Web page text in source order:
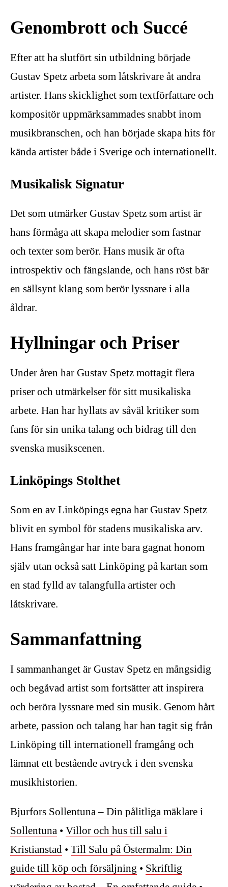
Genombrott och Succé
Efter att ha slutfört sin utbildning började
Gustav Spetz arbeta som låtskrivare åt andra
artister. Hans skicklighet som textförfattare och
kompositör uppmärksammades snabbt inom
musikbranschen, och han började skapa hits för
kända artister både i Sverige och internationellt.
Musikalisk Signatur
Det som utmärker Gustav Spetz som artist är
hans förmåga att skapa melodier som fastnar
och texter som berör. Hans musik är ofta
introspektiv och fängslande, och hans röst bär
en sällsynt klang som berör lyssnare i alla
åldrar.
Hyllningar och Priser
Under åren har Gustav Spetz mottagit flera
priser och utmärkelser för sitt musikaliska
arbete. Han har hyllats av såväl kritiker som
fans för sin unika talang och bidrag till den
svenska musikscenen.
Linköpings Stolthet
Som en av Linköpings egna har Gustav Spetz
blivit en symbol för stadens musikaliska arv.
Hans framgångar har inte bara gagnat honom
själv utan också satt Linköping på kartan som
en stad fylld av talangfulla artister och
låtskrivare.
Sammanfattning
I sammanhanget är Gustav Spetz en mångsidig
och begåvad artist som fortsätter att inspirera
och beröra lyssnare med sin musik. Genom hårt
arbete, passion och talang har han tagit sig från
Linköping till internationell framgång och
lämnat ett bestående avtryck i den svenska
musikhistorien.
Bjurfors Sollentuna – Din pålitliga mäklare i
Sollentuna • Villor och hus till salu i
Kristianstad • Till Salu på Östermalm: Din
guide till köp och försäljning • Skriftlig